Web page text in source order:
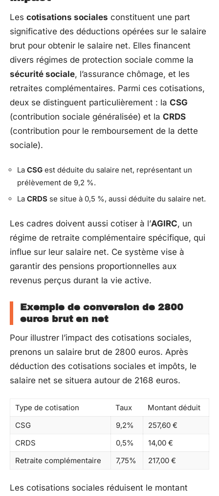
Les cotisations sociales constituent une part
significative des déductions opérées sur le salaire
brut pour obtenir le salaire net. Elles financent
divers régimes de protection sociale comme la
sécurité sociale, l’assurance chômage, et les
retraites complémentaires. Parmi ces cotisations,
deux se distinguent particulièrement : la CSG
(contribution sociale généralisée) et la CRDS
(contribution pour le remboursement de la dette
sociale).
La CSG est déduite du salaire net, représentant un
prélèvement de 9,2 %.
La CRDS se situe à 0,5 %, aussi déduite du salaire net.
Les cadres doivent aussi cotiser à l’AGIRC, un
régime de retraite complémentaire spécifique, qui
influe sur leur salaire net. Ce système vise à
garantir des pensions proportionnelles aux
revenus perçus durant la vie active.
Exemple de conversion de 2800
euros brut en net
Pour illustrer l’impact des cotisations sociales,
prenons un salaire brut de 2800 euros. Après
déduction des cotisations sociales et impôts, le
salaire net se situera autour de 2168 euros.
Type de cotisation Taux
Montant déduit
CSG
9,2%
257,60 €
CRDS
0,5%
14,00 €
Retraite complémentaire
7,75% 217,00 €
Les cotisations sociales réduisent le montant